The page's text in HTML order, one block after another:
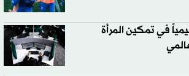
في تمكين المرأة